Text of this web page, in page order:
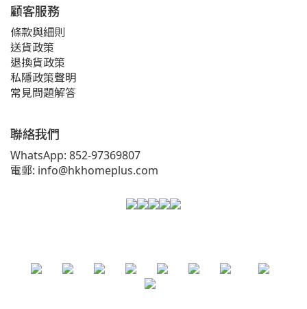
顧客服務
條款與細則
送貨政策
退換貨政策
私隱政策聲明
常見問題解答
聯絡我們
WhatsApp: 852-97369807
電郵: info@hkhomeplus.com